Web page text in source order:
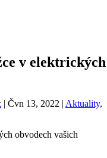
v elektrických
| Čvn 13, 2022 | Aktuality,